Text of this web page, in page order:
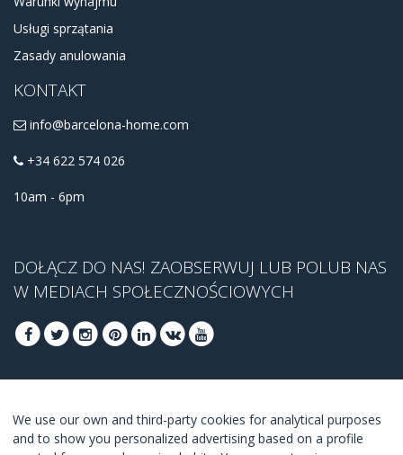
Usługi sprzątania
Zasady anulowania
KONTAKT
info@barcelona-home.com
+34 622 574 026
10am - 6pm
DOŁĄCZ DO NAS! ZAOBSERWUJ LUB POLUB NAS
W MEDIACH SPOŁECZNOŚCIOWYCH
OFERTĘ
We use our own and third-party cookies for analytical purposes
and to show you personalized advertising based on a profile